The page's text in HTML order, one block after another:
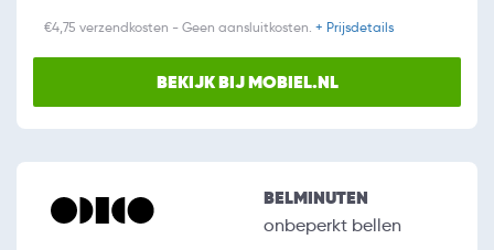
€4,75 verzendkosten - Geen aansluitkosten. + Prijsdetails
BEKIJK BIJ MOBIEL.NL
BELMINUTEN
onbeperkt bellen